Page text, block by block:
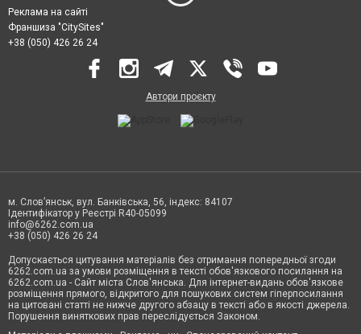
Реклама на сайті
Франшиза "CitySites"
+38 (050) 426 26 24
Автори проєкту
м. Слов’янськ, вул. Банківська, 56, індекс: 84107
Ідентифікатор у Реєстрі R40-05099
info@6262.com.ua
+38 (050) 426 26 24
Допускається цитування матеріалів без отримання попередньої згоди
6262.com.ua за умови розміщення в тексті обов'язкового посилання на
6262.com.ua - Сайт міста Слов'янська. Для інтернет-видань обов'язкове
розміщення прямого, відкритого для пошукових систем гіперпосилання
на цитовані статті не нижче другого абзацу в тексті або в якості джерела.
Порушення виняткових прав переслідується Законом.